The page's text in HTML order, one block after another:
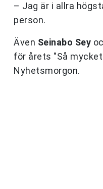
– Jag är i allra
person.
Även Seinabo Sey
för årets "Så
Nyhetsmorgon.